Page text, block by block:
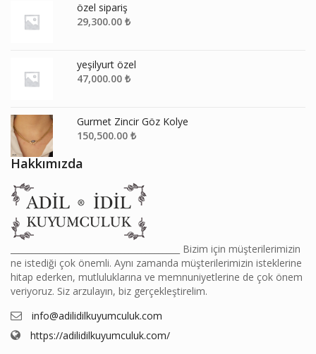
özel sipariş
29,300.00 ₺
yeşilyurt özel
47,000.00 ₺
Gurmet Zincir Göz Kolye
150,500.00 ₺
Hakkımızda
________________________________________ Bizim için müşterilerimizin
ne istediği çok önemli. Aynı zamanda müşterilerimizin isteklerine
hitap ederken, mutluluklarına ve memnuniyetlerine de çok önem
veriyoruz. Siz arzulayın, biz gerçekleştirelim.
info@adilidilkuyumculuk.com
https://adilidilkuyumculuk.com/